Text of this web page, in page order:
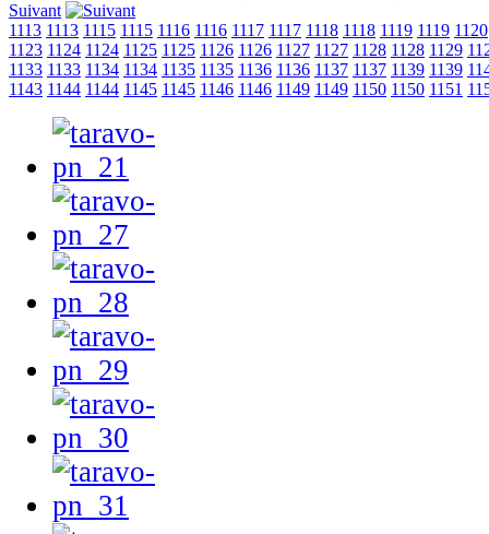
Suivant
1113 1113 1115 1115 1116 1116 1117 1117 1118 1118 1119 1119 1120
1123 1124 1124 1125 1125 1126 1126 1127 1127 1128 1128 1129
1133 1133 1134 1134 1135 1135 1136 1136 1137 1137 1139 1139
1143 1144 1144 1145 1145 1146 1146 1149 1149 1150 1150 1151